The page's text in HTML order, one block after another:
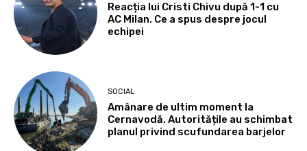
Reacția lui Cristi Chivu după 1-1 cu
AC Milan. Ce a spus despre jocul
echipei
SOCIAL
Amânare de ultim moment la
Cernavodă. Autoritățile au schimbat
planul privind scufundarea barjelor